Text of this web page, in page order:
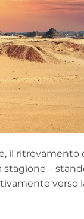
il ritrovamento
stagione –
verso